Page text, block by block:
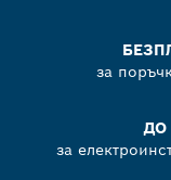
за
ДО
за